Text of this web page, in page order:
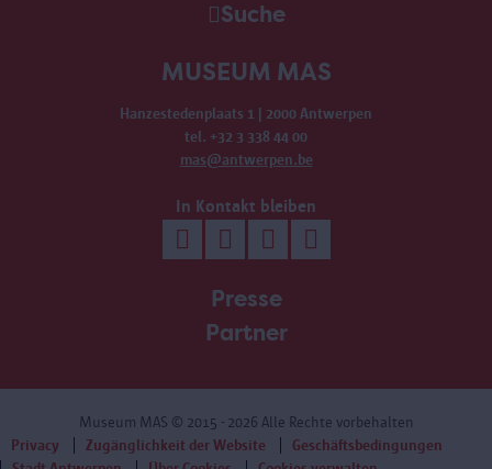
Suche
MUSEUM MAS
Hanzestedenplaats 1 | 2000 Antwerpen
tel. +32 3 338 44 00
mas@antwerpen.be
In Kontakt bleiben
Presse
Partner
Museum MAS © 2015 - 2026 Alle Rechte vorbehalten
Privacy
Zugänglichkeit der Website
Geschäftsbedingungen